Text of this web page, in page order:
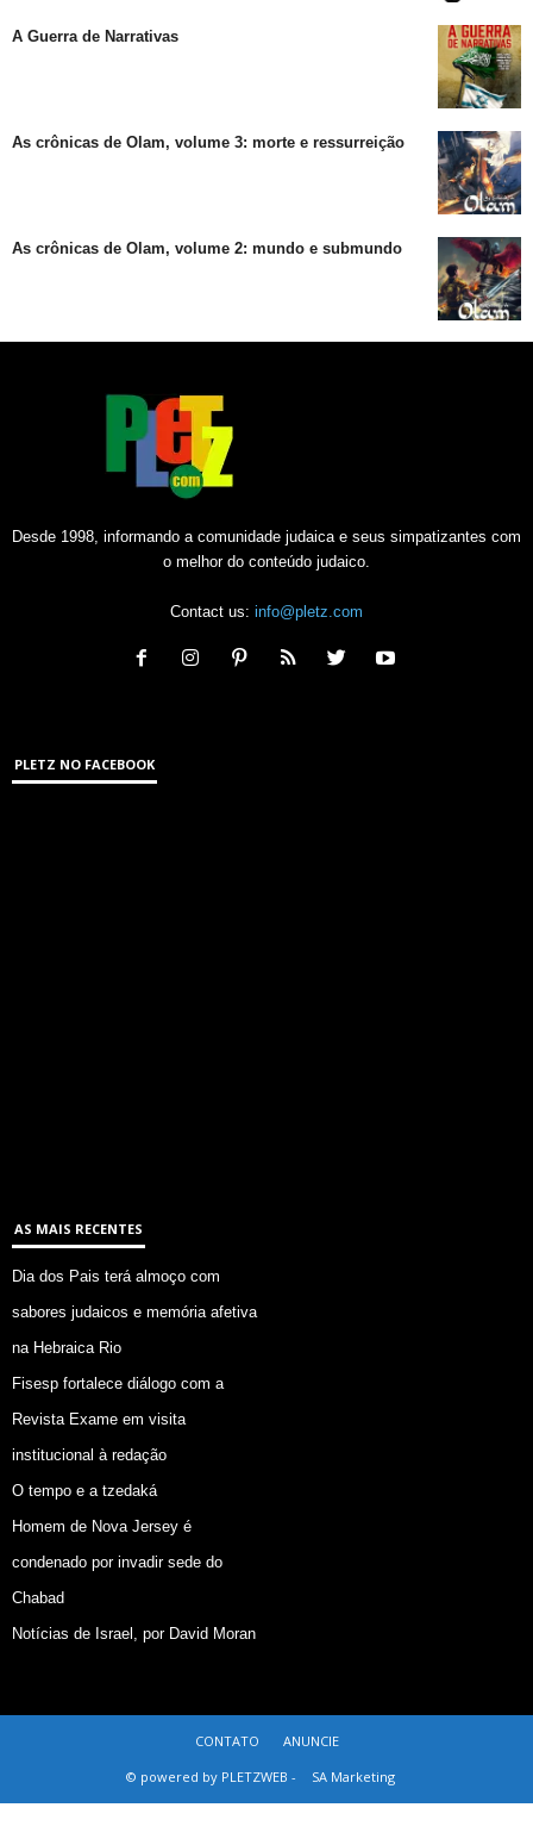
A Guerra de Narrativas
As crônicas de Olam, volume 3: morte e ressurreição
As crônicas de Olam, volume 2: mundo e submundo
Desde 1998, informando a comunidade judaica e seus simpatizantes com
o melhor do conteúdo judaico.
Contact us: info@pletz.com
PLETZ NO FACEBOOK
AS MAIS RECENTES
Dia dos Pais terá almoço com
sabores judaicos e memória afetiva
na Hebraica Rio
Fisesp fortalece diálogo com a
Revista Exame em visita
institucional à redação
O tempo e a tzedaká
Homem de Nova Jersey é
condenado por invadir sede do
Chabad
Notícias de Israel, por David Moran
CONTATO
ANUNCIE
© powered by PLETZWEB -
SA Marketing